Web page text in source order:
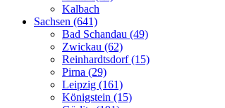
Kalbach
Sachsen (641)
Bad Schandau (49)
Zwickau (62)
Reinhardtsdorf (15)
Pirna (29)
Leipzig (161)
Königstein (15)